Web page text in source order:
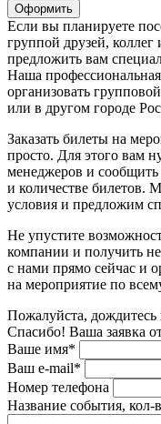
Оформить
Если вы планируете
группой друзей,
предложить вам
Наша
организовать
или в другом городе
Заказать билеты на
просто. Для этого вам
менеджеров и
и количестве билетов.
условия и предложим
Не упустите
компании и получить
с нами прямо сейчас и
на мероприятие по
Пожалуйста,
Спасибо! Ваша заявка
Ваше имя*
Ваш e-mail*
Номер телефона
Название события, кол-